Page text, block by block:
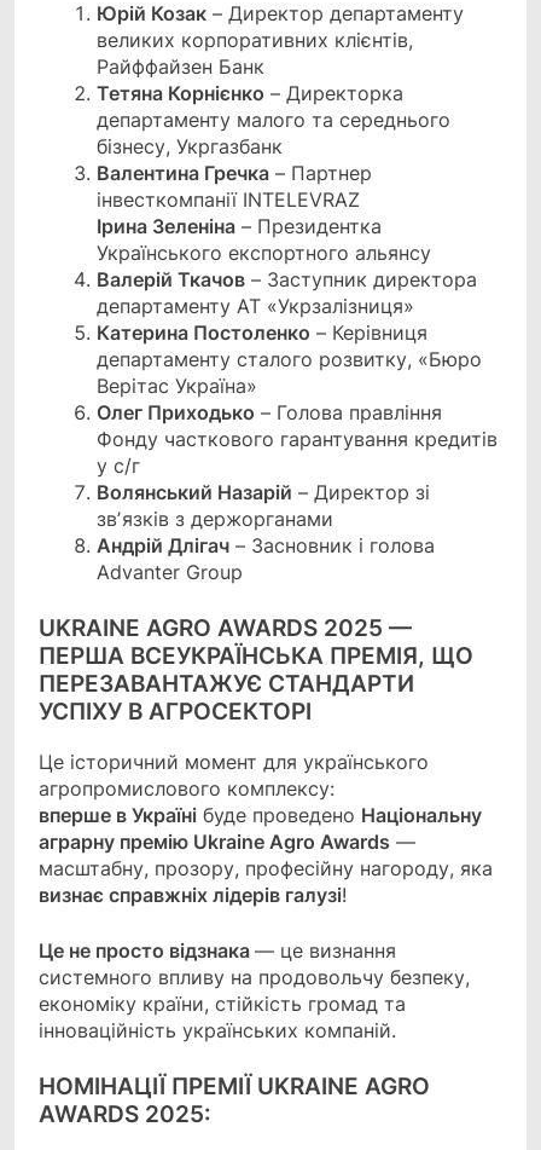
Юрій Козак – Директор департаменту
великих корпоративних клієнтів,
Райффайзен Банк
Тетяна Корнієнко – Директорка
департаменту малого та середнього
бізнесу, Укргазбанк
Валентина Гречка – Партнер
інвесткомпанії INTELEVRAZ
Ірина Зеленіна – Президентка
Українського експортного альянсу
Валерій Ткачов – Заступник директора
департаменту АТ «Укрзалізниця»
Катерина Постоленко – Керівниця
департаменту сталого розвитку, «Бюро
Верітас Україна»
Олег Приходько – Голова правління
Фонду часткового гарантування кредитів
у с/г
Волянський Назарій – Директор зі
звʼязків з держорганами
Андрій Длігач – Засновник і голова
Advanter Group
UKRAINE AGRO AWARDS 2025 —
ПЕРША ВСЕУКРАЇНСЬКА ПРЕМІЯ, ЩО
ПЕРЕЗАВАНТАЖУЄ СТАНДАРТИ
УСПІХУ В АГРОСЕКТОРІ
Це історичний момент для українського
агропромислового комплексу:
вперше в Україні буде проведено Національну
аграрну премію Ukraine Agro Awards —
масштабну, прозору, професійну нагороду, яка
визнає справжніх лідерів галузі!
Це не просто відзнака — це визнання
системного впливу на продовольчу безпеку,
економіку країни, стійкість громад та
інноваційність українських компаній.
НОМІНАЦІЇ ПРЕМІЇ UKRAINE AGRO
AWARDS 2025: